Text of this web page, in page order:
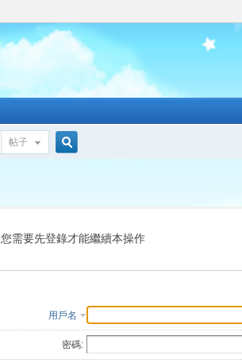
帖子
索
您需要先登錄才能繼續本操作
用戶名
密碼: